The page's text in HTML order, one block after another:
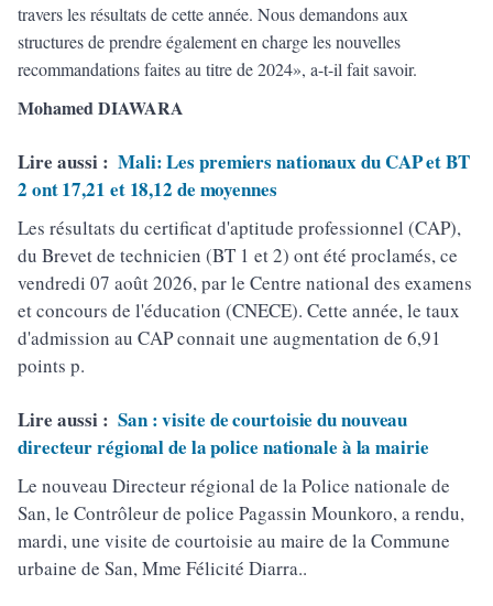
travers les résultats de cette année. Nous demandons aux
structures de prendre également en charge les nouvelles
recommandations faites au titre de 2024», a-t-il fait savoir.
Mohamed DIAWARA
Lire aussi : Mali: Les premiers nationaux du CAP et BT
2 ont 17,21 et 18,12 de moyennes
Les résultats du certificat d'aptitude professionnel (CAP),
du Brevet de technicien (BT 1 et 2) ont été proclamés, ce
vendredi 07 août 2026, par le Centre national des examens
et concours de l'éducation (CNECE). Cette année, le taux
d'admission au CAP connait une augmentation de 6,91
points p.
Lire aussi : San : visite de courtoisie du nouveau
directeur régional de la police nationale à la mairie
Le nouveau Directeur régional de la Police nationale de
San, le Contrôleur de police Pagassin Mounkoro, a rendu,
mardi, une visite de courtoisie au maire de la Commune
urbaine de San, Mme Félicité Diarra..